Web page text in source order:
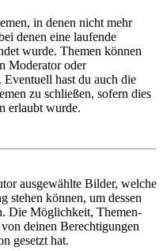
in denen nicht mehr
denen eine laufende
wurde. Themen können
Moderator oder
hast du auch die
zu schließen, sofern dies
erlaubt wurde.
ausgewählte Bilder, welche
stehen können, um dessen
Die Möglichkeit, Themen-
deinen Berechtigungen
gesetzt hat.